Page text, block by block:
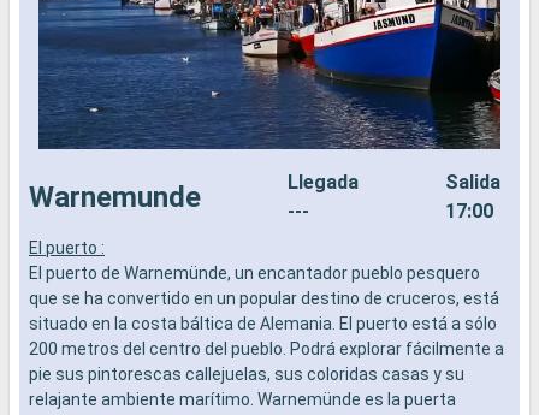
Warnemunde
Llegada
---
Salida
17:00
El puerto :
El puerto de Warnemünde, un encantador pueblo pesquero
que se ha convertido en un popular destino de cruceros, está
situado en la costa báltica de Alemania. El puerto está a sólo
200 metros del centro del pueblo. Podrá explorar fácilmente a
pie sus pintorescas callejuelas, sus coloridas casas y su
relajante ambiente marítimo. Warnemünde es la puerta